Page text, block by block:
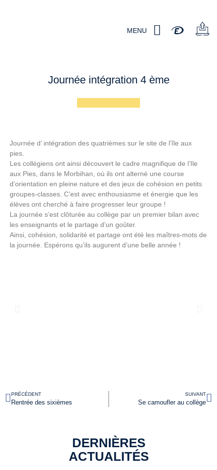
MENU
Journée intégration 4 ème
Journée d’ intégration des quatrièmes sur le site de l’île aux
pies.
Les collégiens ont ainsi découvert le cadre magnifique de l’Ile
aux Pies, dans le Morbihan, où ils ont alterné une course
d’orientation en pleine nature et des jeux de cohésion en petits
groupes-classes. C’est avec enthousiasme et énergie que les
élèves ont cherché à faire progresser leur groupe !
La journée s’est clôturée au collège par un premier bilan avec
les enseignants et le partage d’un goûter.
Ainsi, cohésion, solidarité et partage ont été les maîtres-mots de
la journée. Espérons qu’ils augurent d’une belle année !
PRÉCÉDENT
Rentrée des sixièmes
SUIVANT
Se camoufler au collège
DERNIÈRES
ACTUALITÉS